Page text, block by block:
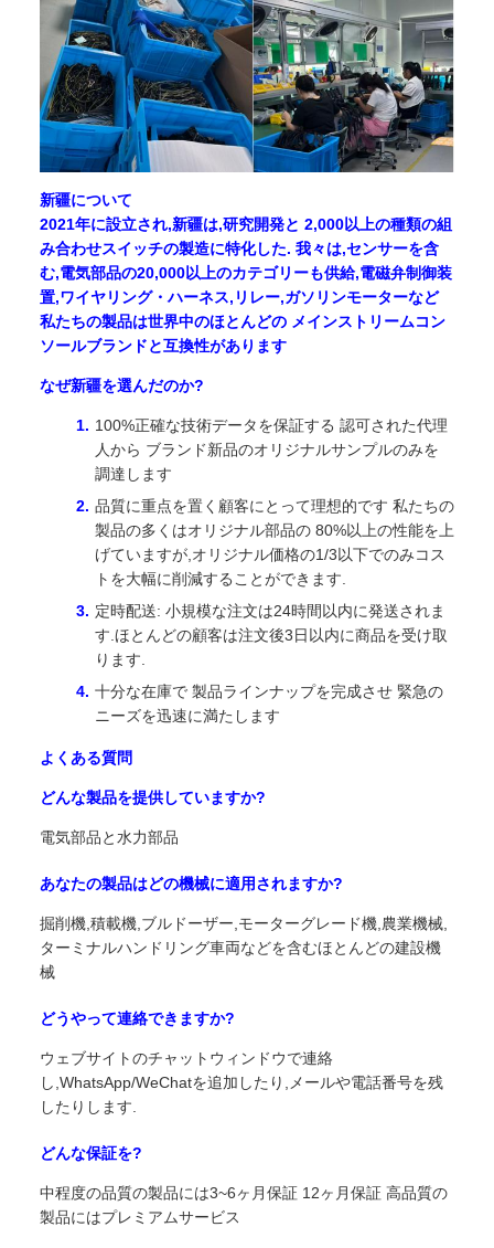
新疆について
2021年に設立され,新疆は,研究開発と 2,000以上の種類の組
み合わせスイッチの製造に特化した. 我々は,センサーを含
む,電気部品の20,000以上のカテゴリーも供給,電磁弁制御装
置,ワイヤリング・ハーネス,リレー,ガソリンモーターなど
私たちの製品は世界中のほとんどの メインストリームコン
ソールブランドと互換性があります
なぜ新疆を選んだのか?
100%正確な技術データを保証する 認可された代理
人から ブランド新品のオリジナルサンプルのみを
調達します
品質に重点を置く顧客にとって理想的です 私たちの
製品の多くはオリジナル部品の 80%以上の性能を上
げていますが,オリジナル価格の1/3以下でのみコス
トを大幅に削減することができます.
定時配送: 小規模な注文は24時間以内に発送されま
す.ほとんどの顧客は注文後3日以内に商品を受け取
ります.
十分な在庫で 製品ラインナップを完成させ 緊急の
ニーズを迅速に満たします
よくある質問
どんな製品を提供していますか?
電気部品と水力部品
あなたの製品はどの機械に適用されますか?
掘削機,積載機,ブルドーザー,モーターグレード機,農業機械,
ターミナルハンドリング車両などを含むほとんどの建設機
械
どうやって連絡できますか?
ウェブサイトのチャットウィンドウで連絡
し,WhatsApp/WeChatを追加したり,メールや電話番号を残
したりします.
どんな保証を?
中程度の品質の製品には3~6ヶ月保証 12ヶ月保証 高品質の
製品にはプレミアムサービス